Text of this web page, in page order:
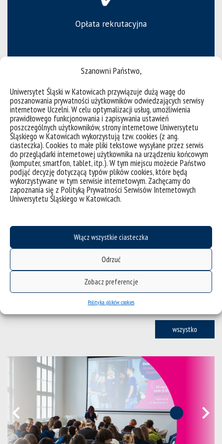
Szanowni Państwo,
Uniwersytet Śląski w Katowicach przywiązuje dużą wagę do
poszanowania prywatności użytkowników odwiedzających serwisy
internetowe Uczelni. W celu optymalizacji usług, umożliwienia
prawidłowego funkcjonowania i zapisywania ustawień
poszczególnych użytkowników, strony internetowe Uniwersytetu
Śląskiego w Katowicach wykorzystują tzw. cookies (z ang.
ciasteczka). Cookies to małe pliki tekstowe wysyłane przez serwis
do przeglądarki internetowej użytkownika na urządzeniu końcowym
(komputer, smartfon, tablet, itp.). W tym miejscu możecie Państwo
podjąć decyzję dotyczącą typów plików cookies, które będą
wykorzystywane w tym serwisie internetowym. Zachęcamy do
zapoznania się z Polityką Prywatności Serwisów Internetowych
Uniwersytetu Śląskiego w Katowicach.
Włącz wszystkie ciasteczka
Odrzuć
Zobacz preferencje
Polityka plików cookies
Opłata rekrutacyjna
Progi punktowe
Przeliczanie ocen ze świadectw lub dyplomów
uzyskanych za granicą
wszystko